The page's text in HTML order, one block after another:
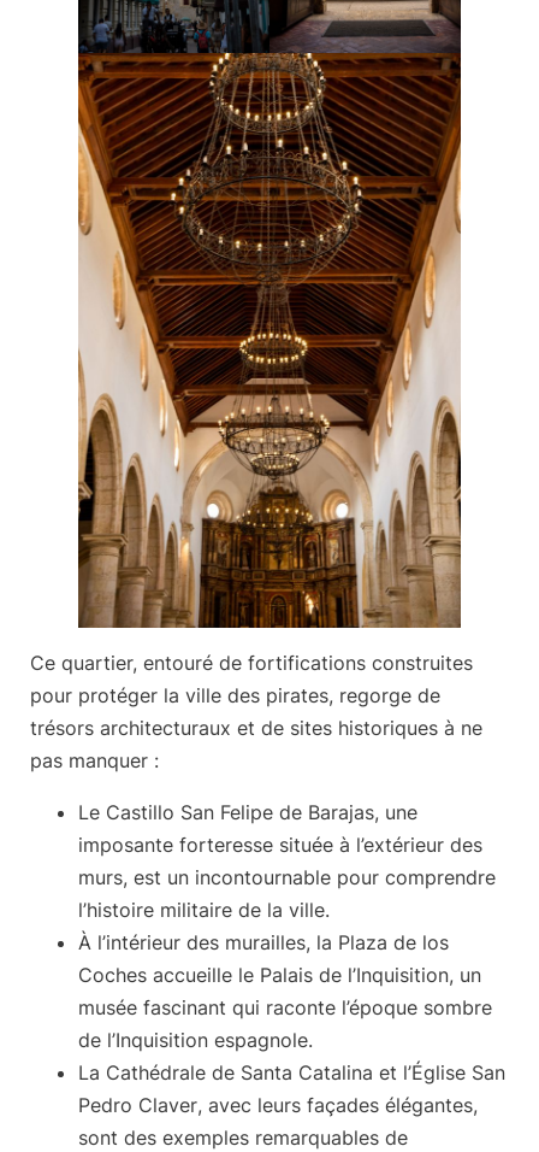
Ce quartier, entouré de fortifications construites
pour protéger la ville des pirates, regorge de
trésors architecturaux et de sites historiques à ne
pas manquer :
Le Castillo San Felipe de Barajas, une
imposante forteresse située à l’extérieur des
murs, est un incontournable pour comprendre
l’histoire militaire de la ville.
À l’intérieur des murailles, la Plaza de los
Coches accueille le Palais de l’Inquisition, un
musée fascinant qui raconte l’époque sombre
de l’Inquisition espagnole.
La Cathédrale de Santa Catalina et l’Église San
Pedro Claver, avec leurs façades élégantes,
sont des exemples remarquables de